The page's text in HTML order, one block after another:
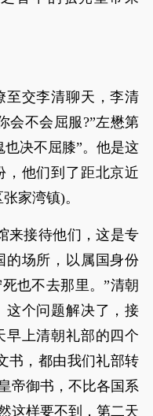
至交李清聊天，李清
会不会屈服?”左懋第
决不屈膝”。他是这
，他们到了距北京近
家湾镇)。
来接待他们，这是专
的场所，以属国身份
也不去那里。”清朝
这个问题解决了，接
早上清朝礼部的四个
书，都由我们礼部转
帝御书，不比各国系
这样要不到，第二天